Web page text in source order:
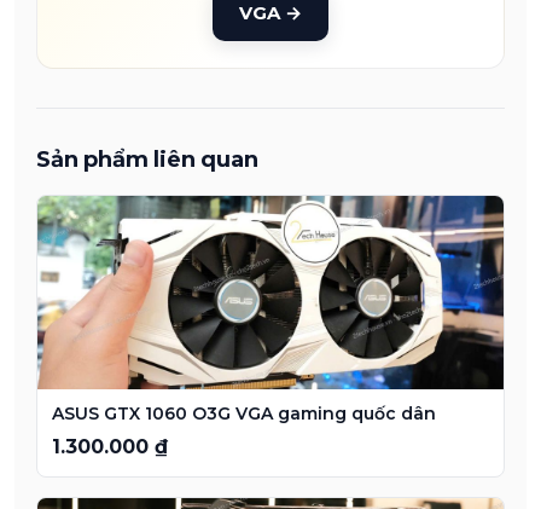
VGA→
Sản phẩm liên quan
ASUS GTX 1060 O3G VGA gaming quốc dân
1.300.000 ₫